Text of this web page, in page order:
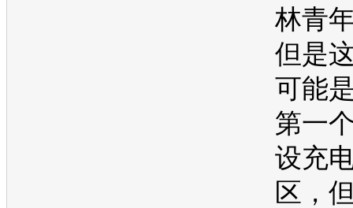
林青
但是
可能
第一
设充
区，